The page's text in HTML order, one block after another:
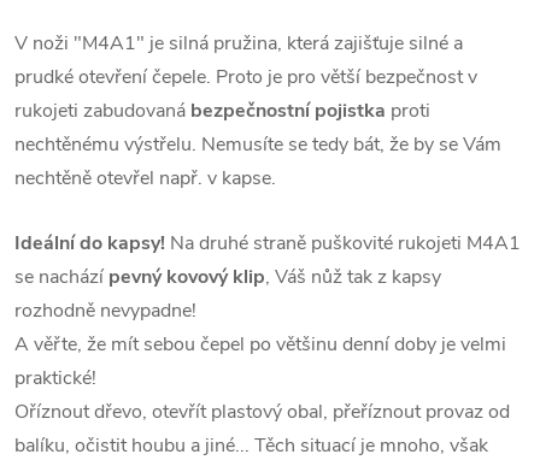
V noži "M4A1" je silná pružina, která zajišťuje silné a
prudké otevření čepele. Proto je pro větší bezpečnost v
rukojeti zabudovaná bezpečnostní pojistka proti
nechtěnému výstřelu. Nemusíte se tedy bát, že by se Vám
nechtěně otevřel např. v kapse.
Ideální do kapsy! Na druhé straně puškovité rukojeti M4A1
se nachází pevný kovový klip, Váš nůž tak z kapsy
rozhodně nevypadne!
A věřte, že mít sebou čepel po většinu denní doby je velmi
praktické!
Oříznout dřevo, otevřít plastový obal, přeříznout provaz od
balíku, očistit houbu a jiné... Těch situací je mnoho, však